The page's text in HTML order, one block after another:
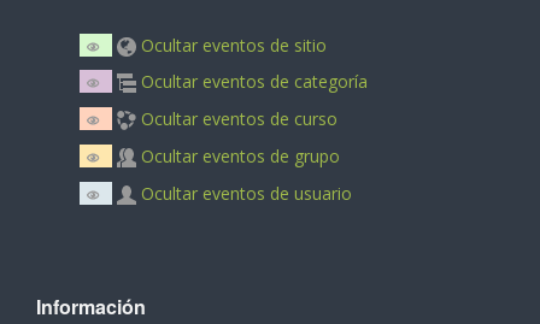
Ocultar eventos de sitio
Ocultar eventos de categoría
Ocultar eventos de curso
Ocultar eventos de grupo
Ocultar eventos de usuario
Información